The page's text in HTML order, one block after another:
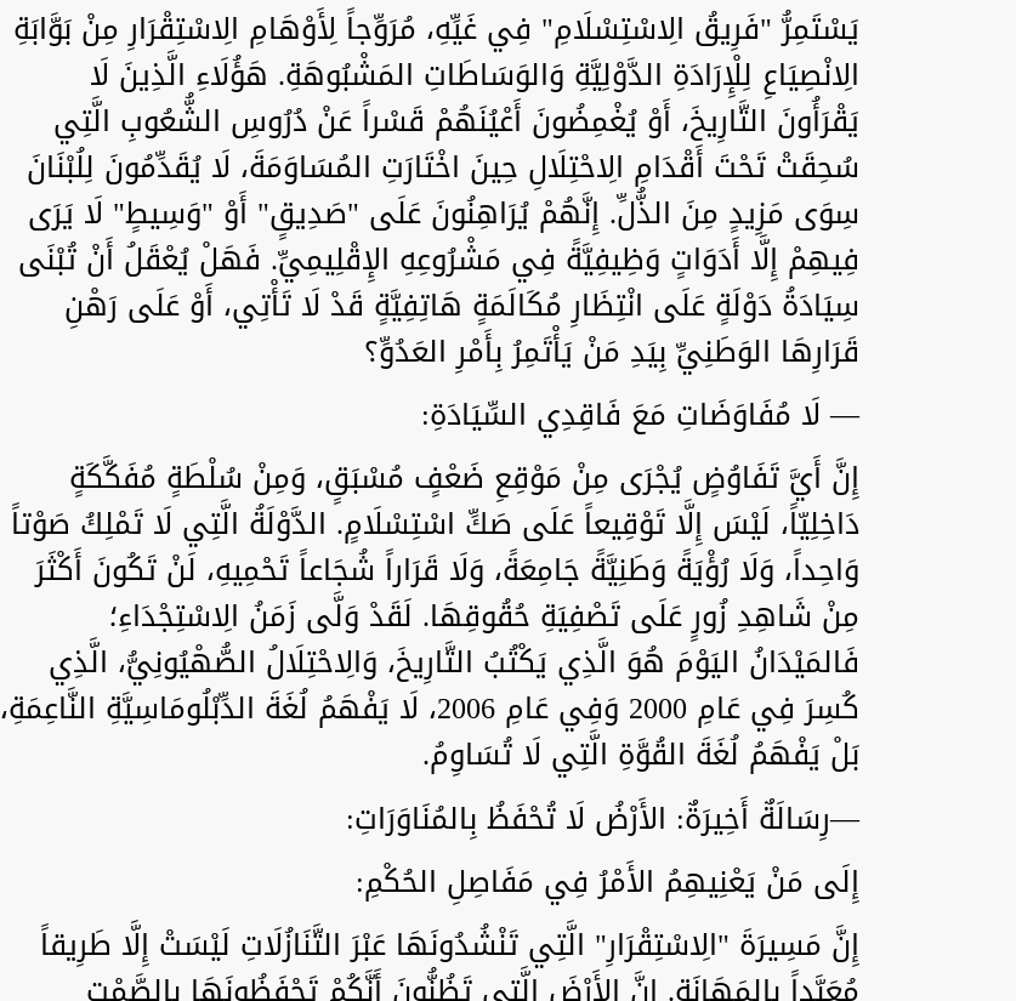
يَسْتَمِرُّ "فَرِيقُ الِاسْتِسْلَامِ" فِي غَيِّهِ، مُرَوِّجاً لِأَوْهَامِ الِاسْتِقْرَارِ مِنْ بَوَّابَةِ
الِانْصِيَاعِ لِلْإِرَادَةِ الدَّوْلِيَّةِ وَالوَسَاطَاتِ المَشْبُوهَةِ. هَؤُلَاءِ الَّذِينَ لَا
يَقْرَأُونَ التَّارِيخَ، أَوْ يُغْمِضُونَ أَعْيُنَهُمْ قَسْراً عَنْ دُرُوسِ الشُّعُوبِ الَّتِي
سُحِقَتْ تَحْتَ أَقْدَامِ الِاحْتِلَالِ حِينَ اخْتَارَتِ المُسَاوَمَةَ، لَا يُقَدِّمُونَ لِلُبْنَانَ
سِوَى مَزِيدٍ مِنَ الذُّلِّ. إِنَّهُمْ يُرَاهِنُونَ عَلَى "صَدِيقٍ" أَوْ "وَسِيطٍ" لَا يَرَى
فِيهِمْ إِلَّا أَدَوَاتٍ وَظِيفِيَّةً فِي مَشْرُوعِهِ الإِقْلِيمِيِّ. فَهَلْ يُعْقَلُ أَنْ تُبْنَى
سِيَادَةُ دَوْلَةٍ عَلَى انْتِظَارِ مُكَالَمَةٍ هَاتِفِيَّةٍ قَدْ لَا تَأْتِي، أَوْ عَلَى رَهْنِ
قَرَارِهَا الوَطَنِيِّ بِيَدِ مَنْ يَأْتَمِرُ بِأَمْرِ العَدُوِّ؟
— لَا مُفَاوَضَاتِ مَعَ فَاقِدِي السِّيَادَةِ:
إِنَّ أَيَّ تَفَاوُضٍ يُجْرَى مِنْ مَوْقِعِ ضَعْفٍ مُسْبَقٍ، وَمِنْ سُلْطَةٍ مُفَكَّكَةٍ
دَاخِلِيّاً، لَيْسَ إِلَّا تَوْقِيعاً عَلَى صَكِّ اسْتِسْلَامٍ. الدَّوْلَةُ الَّتِي لَا تَمْلِكُ صَوْتاً
وَاحِداً، وَلَا رُؤْيَةً وَطَنِيَّةً جَامِعَةً، وَلَا قَرَاراً شُجَاعاً تَحْمِيهِ، لَنْ تَكُونَ أَكْثَرَ
مِنْ شَاهِدِ زُورٍ عَلَى تَصْفِيَةِ حُقُوقِهَا. لَقَدْ وَلَّى زَمَنُ الِاسْتِجْدَاءِ؛
فَالمَيْدَانُ اليَوْمَ هُوَ الَّذِي يَكْتُبُ التَّارِيخَ، وَالِاحْتِلَالُ الصُّهْيُونِيُّ، الَّذِي
كُسِرَ فِي عَامِ 2000 وَفِي عَامِ 2006، لَا يَفْهَمُ لُغَةَ الدِّبْلُومَاسِيَّةِ النَّاعِمَةِ،
بَلْ يَفْهَمُ لُغَةَ القُوَّةِ الَّتِي لَا تُسَاوِمُ.
—رِسَالَةٌ أَخِيرَةٌ: الأَرْضُ لَا تُحْفَظُ بِالمُنَاوَرَاتِ:
إِلَى مَنْ يَعْنِيهِمُ الأَمْرُ فِي مَفَاصِلِ الحُكْمِ:
إِنَّ مَسِيرَةَ "الِاسْتِقْرَارِ" الَّتِي تَنْشُدُونَهَا عَبْرَ التَّنَازُلَاتِ لَيْسَتْ إِلَّا طَرِيقاً